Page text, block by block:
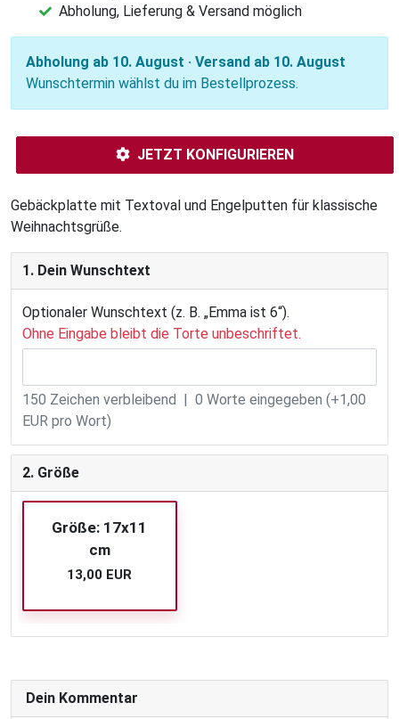
Abholung, Lieferung & Versand möglich
Abholung ab 10. August · Versand ab 10. August
Wunschtermin wählst du im Bestellprozess.
JETZT KONFIGURIEREN
Gebäckplatte mit Textoval und Engelputten für klassische
Weihnachtsgrüße.
1. Dein Wunschtext
Optionaler Wunschtext (z. B. „Emma ist 6“).
Ohne Eingabe bleibt die Torte unbeschriftet.
150 Zeichen verbleibend | 0 Worte eingegeben (+1,00
EUR pro Wort)
2. Größe
Größe: 17x11
cm
13,00 EUR
Dein Kommentar